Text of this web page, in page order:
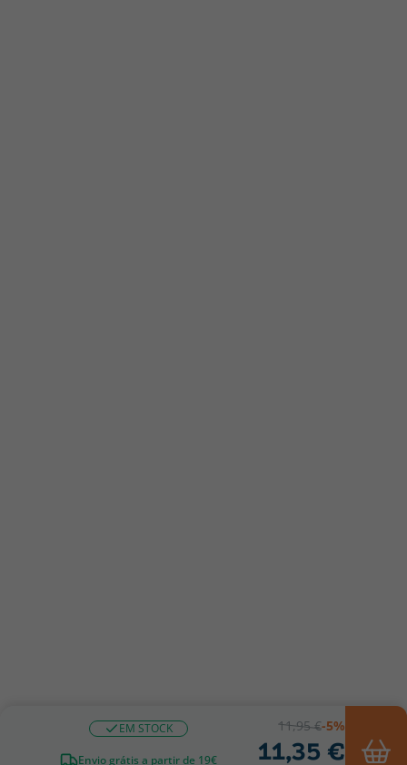
EM STOCK
Envio grátis a partir de 19€
11,95 €-5%
11,35 €